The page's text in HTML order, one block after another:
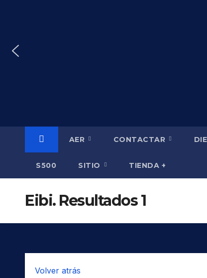
AER CONTACTAR
S500 SITIO TIENDA +
Eibi. Resultados 1
Volver atrás